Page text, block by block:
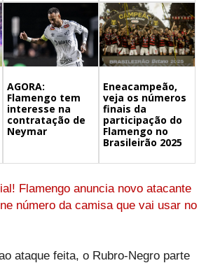
AGORA:
Flamengo tem
interesse na
contratação de
Neymar
Eneacampeão,
veja os números
finais da
participação do
Flamengo no
Brasileirão 2025
Flamengo anuncia novo atacante
número da camisa que vai usar no
ataque feita, o Rubro-Negro parte